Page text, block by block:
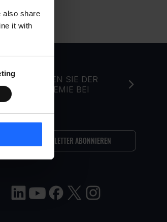
also share
it with
TRETEN SIE DER
AKADEMIE BEI
NEWSLETTER ABONNIEREN